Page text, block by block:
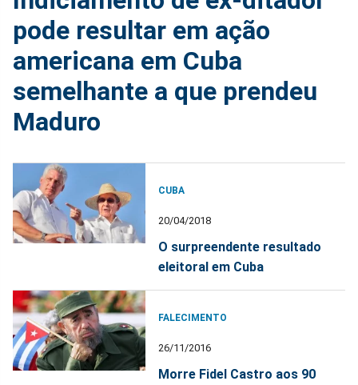
pode resultar em ação
americana em Cuba
semelhante a que prendeu
Maduro
CUBA
20/04/2018
O surpreendente resultado
eleitoral em Cuba
FALECIMENTO
26/11/2016
Morre Fidel Castro aos 90